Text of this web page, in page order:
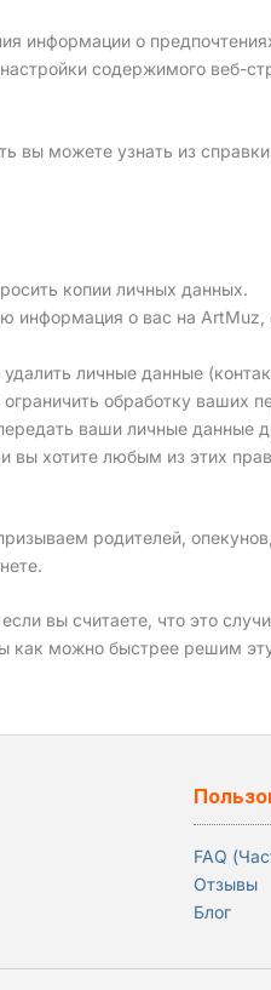
информации о
содержимого веб-
вы можете узнать из
копии личных данных.
о вас на ArtMuz,
личные данные
обработку ваших
ваши личные данные
вы хотите любым из этих
родителей,
вы считаете, что это
как можно быстрее решим
FAQ
Отзывы
Блог